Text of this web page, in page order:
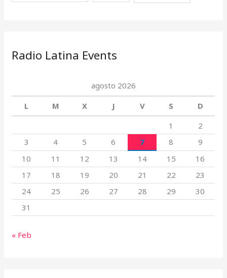
Radio Latina Events
agosto 2026
L
M X J V S
D
1
2
3
4 5 6 7 8
9
10
11 12 13 14 15
16
17
18 19 20 21 22
23
24
25 26 27 28 29
30
31
« Feb